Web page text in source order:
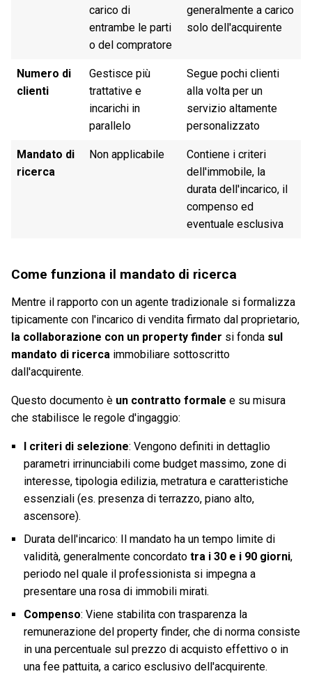
carico di
entrambe le parti
o del compratore
generalmente a carico
solo dell'acquirente
Numero di
clienti
Gestisce più
trattative e
incarichi in
parallelo
Segue pochi clienti
alla volta per un
servizio altamente
personalizzato
Mandato di
ricerca
Non applicabile
Contiene i criteri
dell'immobile, la
durata dell'incarico, il
compenso ed
eventuale esclusiva
Come funziona il mandato di ricerca
Mentre il rapporto con un agente tradizionale si formalizza
tipicamente con l'incarico di vendita firmato dal proprietario,
la collaborazione con un property finder si fonda sul
mandato di ricerca immobiliare sottoscritto
dall'acquirente.
Questo documento è un contratto formale e su misura
che stabilisce le regole d'ingaggio:
I criteri di selezione: Vengono definiti in dettaglio
parametri irrinunciabili come budget massimo, zone di
interesse, tipologia edilizia, metratura e caratteristiche
essenziali (es. presenza di terrazzo, piano alto,
ascensore).
Durata dell'incarico: Il mandato ha un tempo limite di
validità, generalmente concordato tra i 30 e i 90 giorni,
periodo nel quale il professionista si impegna a
presentare una rosa di immobili mirati.
Compenso: Viene stabilita con trasparenza la
remunerazione del property finder, che di norma consiste
in una percentuale sul prezzo di acquisto effettivo o in
una fee pattuita, a carico esclusivo dell'acquirente.